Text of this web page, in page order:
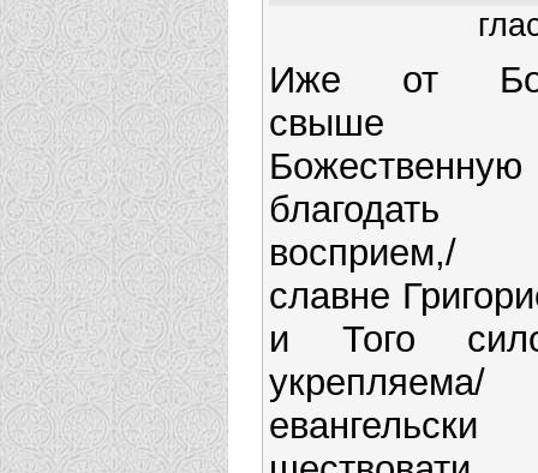
Иже от
свыше
Божественную
благодать
восприем,/
славне
и Того
укрепляема/
евангельски